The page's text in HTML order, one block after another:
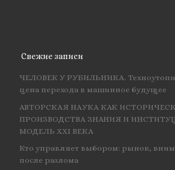
Свежие записи
ЧЕЛОВЕК У РУБИЛЬНИКА.
цена перехода в машинное будущее
АВТОРСКАЯ НАУКА КАК
ПРОИЗВОДСТВА ЗНАНИЯ И
МОДЕЛЬ XXI ВЕКА
Кто управляет выбором: рынок,
после разлома